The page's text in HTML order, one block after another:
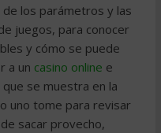
los parámetros y las
juegos, para conocer
y cómo se puede
a un casino online e
se muestra en la
uno tome para revisar
sacar provecho,